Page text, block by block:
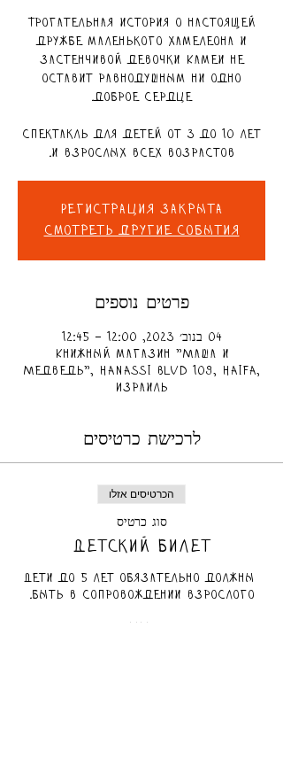
Трогательная история о настоящей
дружбе маленького хамелеона и
застенчивой девочки Камеи не
оставит равнодушным ни одно
Спектакль для детей от 3 до 10 лет
и взрослых всех возрастов.
Регистрация закрыта
Смотреть другие события
פרטים נוספים
04 בנוב׳ 2023, 12:00 – 12:45
Книжный магазин "Маша и
Медведь", HaNassi Blvd 109, Haifa,
Израиль
לרכישת כרטיסים
הכרטיסים אזלו
סוג כרטיס
Детский билет
Дети до 5 лет обязательно должны
быть в сопровождении взрослого.
מחיר